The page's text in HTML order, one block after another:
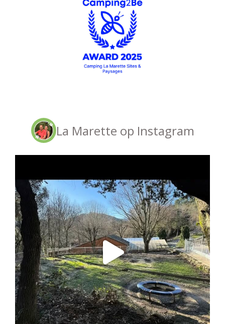
La Marette op Instagram